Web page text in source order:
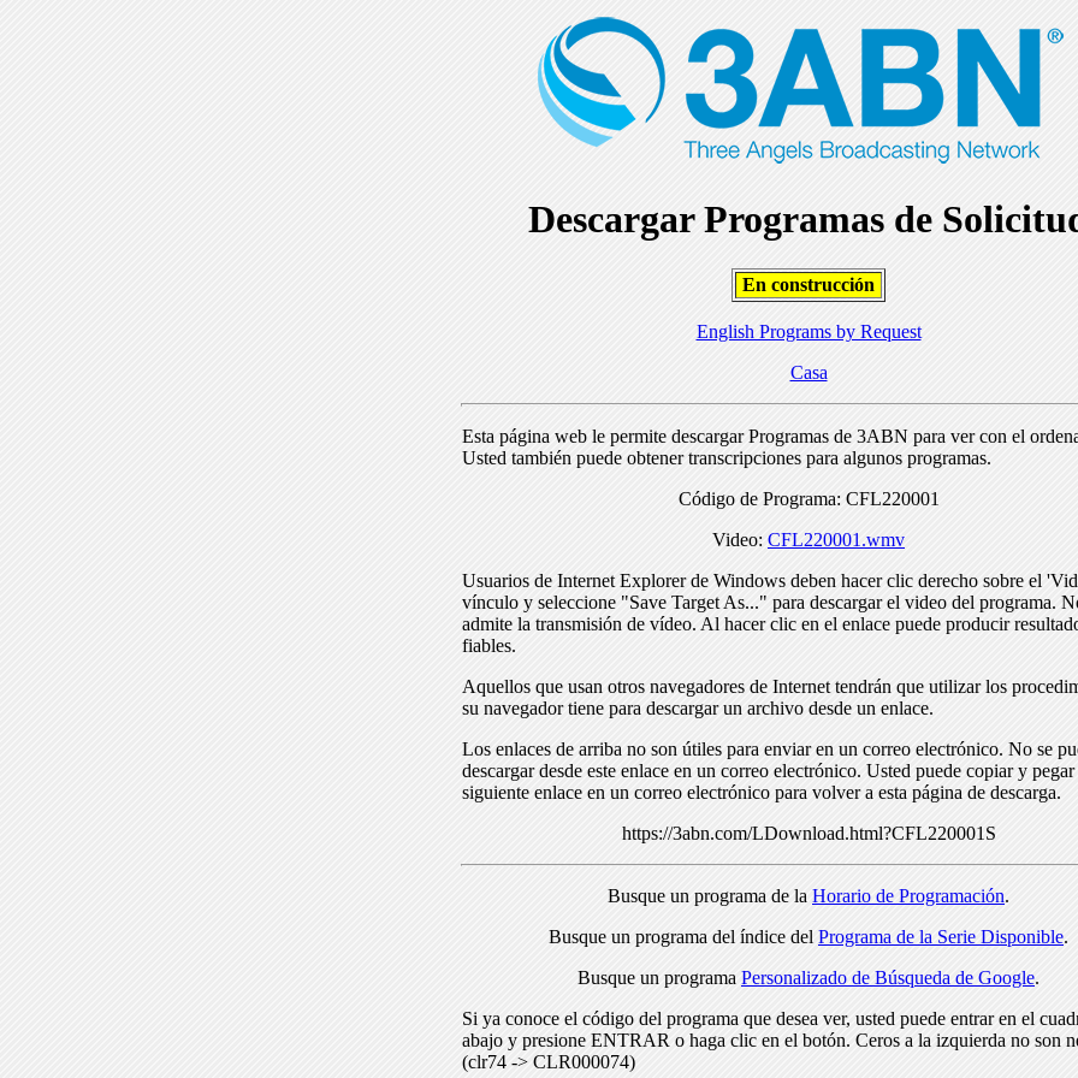
Descargar Programas de
En construcción
English Programs by Request
Casa
Esta página web le permite descargar Programas de 3ABN para ver con el
Usted también puede obtener transcripciones para algunos programas.
Código de Programa: CFL220001
Video: CFL220001.wmv
Usuarios de Internet Explorer de Windows deben hacer clic derecho sobre el
vínculo y seleccione "Save Target As..." para descargar el video del programa.
admite la transmisión de vídeo. Al hacer clic en el enlace puede producir
fiables.
Aquellos que usan otros navegadores de Internet tendrán que utilizar los
su navegador tiene para descargar un archivo desde un enlace.
Los enlaces de arriba no son útiles para enviar en un correo electrónico. No se
descargar desde este enlace en un correo electrónico. Usted puede copiar y pegar
siguiente enlace en un correo electrónico para volver a esta página de descarga.
https://3abn.com/LDownload.html?CFL220001S
Busque un programa de la Horario de Programación.
Busque un programa del índice del Programa de la Serie Disponible.
Busque un programa Personalizado de Búsqueda de Google.
Si ya conoce el código del programa que desea ver, usted puede entrar en el
abajo y presione ENTRAR o haga clic en el botón. Ceros a la izquierda no son
(clr74 -> CLR000074)